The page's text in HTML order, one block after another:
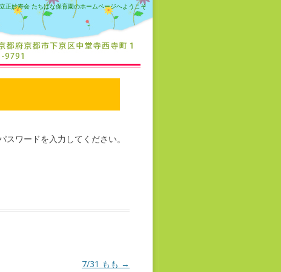
正妙寿会 たちばな保育園のホームページへようこそ
ワードを入力してください。
7/31 もも →